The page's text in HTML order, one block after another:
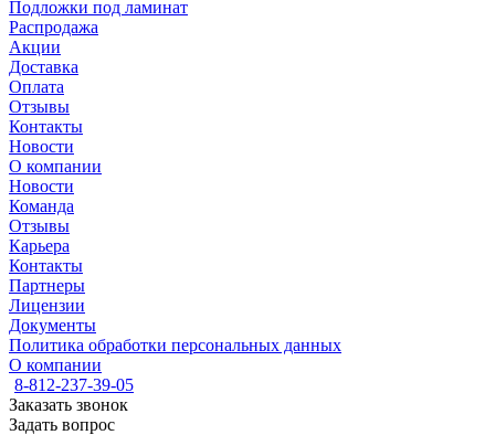
Подложки под ламинат
Распродажа
Акции
Доставка
Оплата
Отзывы
Контакты
Новости
О компании
Новости
Команда
Отзывы
Карьера
Контакты
Партнеры
Лицензии
Документы
Политика обработки персональных данных
О компании
8-812-237-39-05
Заказать звонок
Задать вопрос